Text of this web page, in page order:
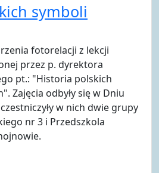
symboli
fotorelacji z lekcji
przez p. dyrektora
pt.: "Historia polskich
Zajęcia odbyły się w Dniu
w nich dwie grupy
nr 3 i Przedszkola